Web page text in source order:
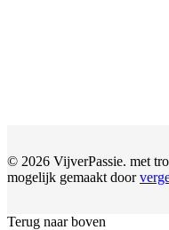
© 2026 VijverPassie. met
mogelijk gemaakt door
Terug naar boven